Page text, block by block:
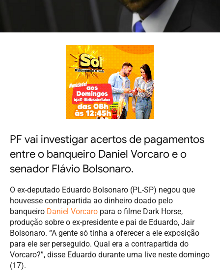
PF vai investigar acertos de pagamentos
entre o banqueiro Daniel Vorcaro e o
senador Flávio Bolsonaro.
O ex-deputado Eduardo Bolsonaro (PL-SP) negou que
houvesse contrapartida ao dinheiro doado pelo
banqueiro Daniel Vorcaro para o filme Dark Horse,
produção sobre o ex-presidente e pai de Eduardo, Jair
Bolsonaro. “A gente só tinha a oferecer a ele exposição
para ele ser perseguido. Qual era a contrapartida do
Vorcaro?”, disse Eduardo durante uma live neste domingo
(17).